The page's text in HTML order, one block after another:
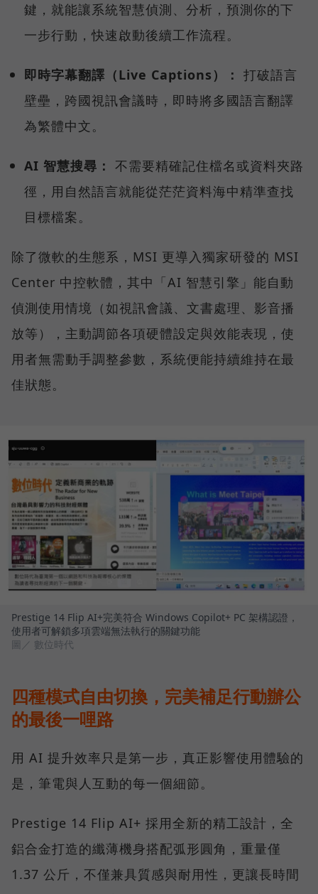
鍵，就能讓系統智慧偵測、分析，預測你的下
一步行動，快速啟動後續工作流程。
即時字幕翻譯（Live Captions）： 打破語言
壁壘，跨國視訊會議時，即時將多國語言翻譯
為繁體中文。
AI 智慧搜尋： 不需要精確記住檔名或資料夾路
徑，用自然語言就能從茫茫資料海中精準查找
目標檔案。
除了微軟的生態系，MSI 更導入獨家研發的 MSI
Center 中控軟體，其中「AI 智慧引擎」能自動
偵測使用情境（如視訊會議、文書處理、影音播
放等），主動調節各項硬體設定與效能表現，使
用者無需動手調整參數，系統便能持續維持在最
佳狀態。
Prestige 14 Flip AI+完美符合 Windows Copilot+ PC 架構認證，
使用者可解鎖多項雲端無法執行的關鍵功能
圖／ 數位時代
四種模式自由切換，完美補足行動辦公
的最後一哩路
用 AI 提升效率只是第一步，真正影響使用體驗的
是，筆電與人互動的每一個細節。
Prestige 14 Flip AI+ 採用全新的精工設計，全
鋁合金打造的纖薄機身搭配弧形圓角，重量僅
1.37 公斤，不僅兼具質感與耐用性，更讓長時間